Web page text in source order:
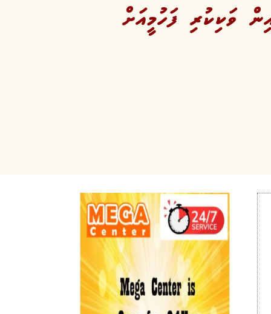
ވަކިކުރި ފަހުމީއަށް